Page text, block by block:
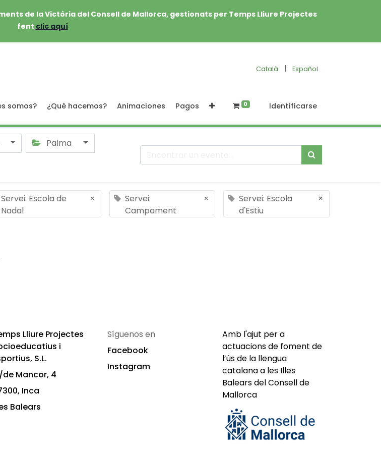
de la Victòria del Consell de Mallorca, gestionats per Temps Lliure Projectes
fent clic aquí
Català | Español
somos? ¿Qué hacemos? Animaciones Pagos 0 Identificarse
Palma
Servei: Escola de
Nadal
×
Servei:
Campament
×
Servei: Escola
d'Estiu
×
Lliure Projectes
i
S.L.
de Mancor, 4
Inca
Balears
Síguenos en
Facebook
Instagram
Amb l'ajut per a
actuacions de foment de
l’ús de la llengua
catalana a les Illes
Balears del Consell de
Mallorca